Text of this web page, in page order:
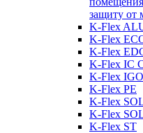
защиту от
K-Flex
K-Flex
K-Flex
K-Flex IC
K-Flex IGO
K-Flex PE
K-Flex
K-Flex
K-Flex ST